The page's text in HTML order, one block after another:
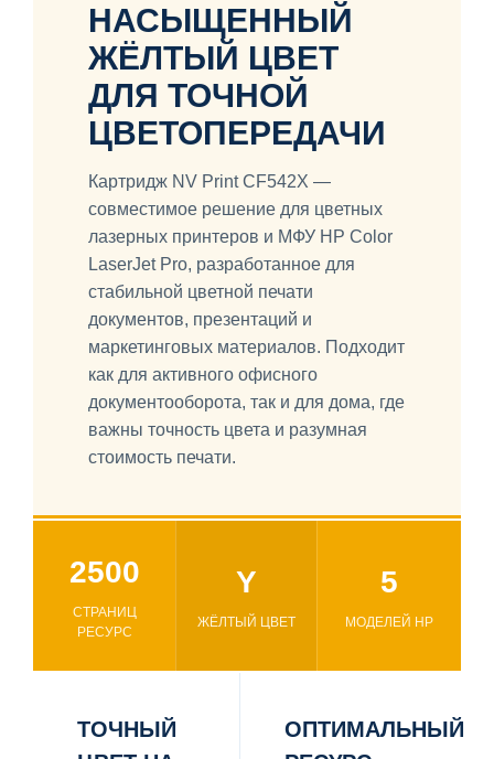
НАСЫЩЕННЫЙ
ЖЁЛТЫЙ ЦВЕТ
ДЛЯ ТОЧНОЙ
ЦВЕТОПЕРЕДАЧИ
Картридж NV Print CF542X —
совместимое решение для цветных
лазерных принтеров и МФУ HP Color
LaserJet Pro, разработанное для
стабильной цветной печати
документов, презентаций и
маркетинговых материалов. Подходит
как для активного офисного
документооборота, так и для дома, где
важны точность цвета и разумная
стоимость печати.
2500
СТРАНИЦ
РЕСУРС
Y
ЖЁЛТЫЙ ЦВЕТ
5
МОДЕЛЕЙ HP
ТОЧНЫЙ
ОПТИМАЛЬНЫЙ